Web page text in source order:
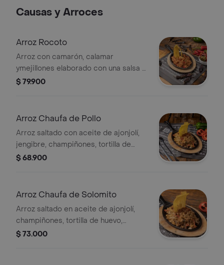
Causas y Arroces
Arroz Rocoto
Arroz con camarón, calamar
ymejillones elaborado con una salsa a
base de cerveza negra y ají panca,
$ 79.900
Arroz Chaufa de Pollo
Arroz saltado con aceite de ajonjolí,
jengibre, champiñones, tortilla de
huevo y cebolla junca. Con pollo.
$ 68.900
Arroz Chaufa de Solomito
Arroz saltado en aceite de ajonjolí,
champiñones, tortilla de huevo,
cebolla junca, jengibre, solomito
$ 73.000